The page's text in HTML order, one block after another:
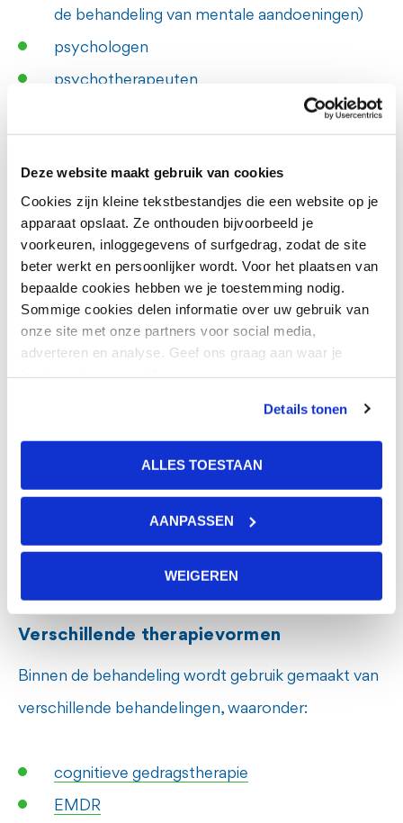
Deze website maakt gebruik van cookies
Cookies zijn kleine tekstbestandjes die een website op je
apparaat opslaat. Ze onthouden bijvoorbeeld je
voorkeuren, inloggegevens of surfgedrag, zodat de site
beter werkt en persoonlijker wordt. Voor het plaatsen van
bepaalde cookies hebben we je toestemming nodig.
Sommige cookies delen informatie over uw gebruik van
onze site met onze partners voor social media,
adverteren en analyse. Geef ons graag aan waar je
Details tonen
ALLES TOESTAAN
AANPASSEN
WEIGEREN
de behandeling van mentale aandoeningen)
psychologen
psychotherapeuten
(spv'ers)
ervaringsdeskundigen
systeemtherapeuten
vaktherapeuten
Onze behandelingen verbeteren
GGzE zoekt steeds naar mogelijkheden om
behandelingen verder te verbeteren. Daarom
vragen wij je om op verschillende momenten korte
zo goed mogelijk uit te voeren en om de
behandeling van andere mensen te verbeteren.
Verschillende therapievormen
Binnen de behandeling wordt gebruik gemaakt van
verschillende behandelingen, waaronder:
cognitieve gedragstherapie
EMDR